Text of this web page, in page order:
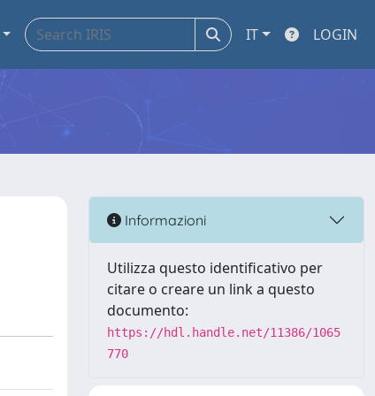
IT LOGIN
Informazioni
Utilizza questo identificativo per
citare o creare un link a questo
documento:
https://hdl.handle.net/11386/1065
770